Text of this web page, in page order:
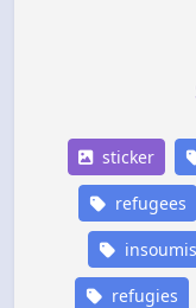
sticker
refugees
refugies